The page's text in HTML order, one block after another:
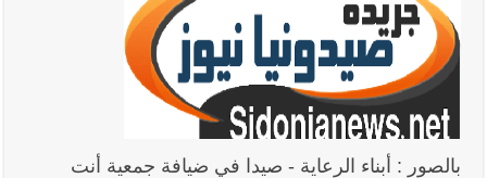
بالصور : أبناء الرعاية - صيدا في ضيافة جمعية أنت